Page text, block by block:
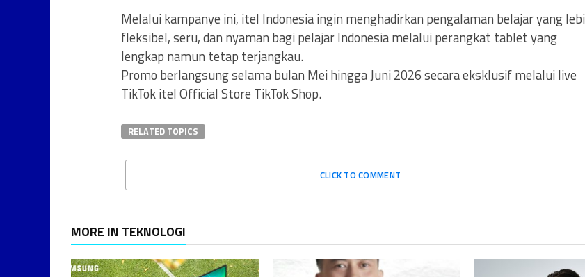
Melalui kampanye ini, itel Indonesia ingin menghadirkan pengalaman belajar yang
fleksibel, seru, dan nyaman bagi pelajar Indonesia melalui perangkat tablet yang
lengkap namun tetap terjangkau.
Promo berlangsung selama bulan Mei hingga Juni 2026 secara eksklusif melalui live
TikTok itel Official Store TikTok Shop.
RELATED TOPICS
CLICK TO COMMENT
MORE IN TEKNOLOGI